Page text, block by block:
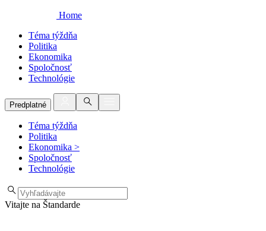
Home
Téma týždňa
Politika
Ekonomika
Spoločnosť
Technológie
Predplatné
Téma týždňa
Politika
Ekonomika >
Spoločnosť
Technológie
Vitajte na Štandarde